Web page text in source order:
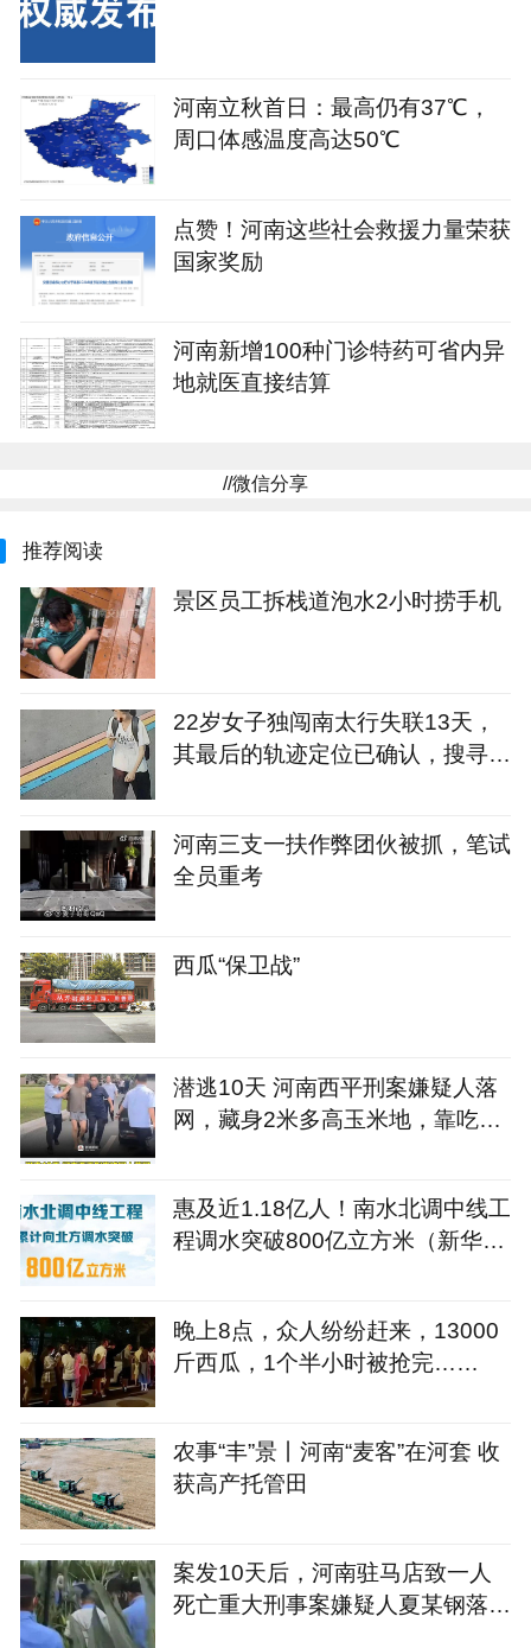
河南立秋首日：最高仍有37℃，
周口体感温度高达50℃
点赞！河南这些社会救援力量荣获
国家奖励
河南新增100种门诊特药可省内异
地就医直接结算
//微信分享
推荐阅读
景区员工拆栈道泡水2小时捞手机
22岁女子独闯南太行失联13天，
其最后的轨迹定位已确认，搜寻范
河南三支一扶作弊团伙被抓，笔试
全员重考
西瓜“保卫战”
潜逃10天 河南西平刑案嫌疑人落
网，藏身2米多高玉米地，靠吃玉
惠及近1.18亿人！南水北调中线工
程调水突破800亿立方米（新华
晚上8点，众人纷纷赶来，13000
斤西瓜，1个半小时被抢完……
农事“丰”景丨河南“麦客”在河套 收
获高产托管田
案发10天后，河南驻马店致一人
死亡重大刑事案嫌疑人夏某钢落